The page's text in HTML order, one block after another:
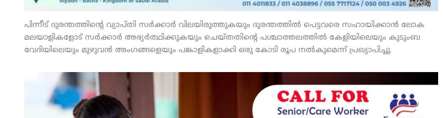
പിന്നീട് ദുരന്തത്തിന്റെ വ്യാപ്തി സര്‍ക്കാര്‍ വിലയിരുത്തുകയും ദുരന്തത്തില്‍ പെട്ടവരെ സഹായിക്കാന്‍ ലോക
മലയാളികളോട് സര്‍ക്കാര്‍ അഭ്യര്‍ത്ഥിക്കുകയും ചെയ്തതിന്റെ പശ്ചാത്തലത്തില്‍ കേളിയിലെയും കുടുംബ
വേദിയിലെയും മുഴുവന്‍ അംഗങ്ങളെയും പങ്കാളികളാക്കി ഒരു കോടി രൂപ നല്‍കുമെന്ന് പ്രഖ്യാപിച്ചു.